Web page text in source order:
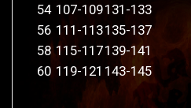
54 107-109131-133
56 111-113135-137
58 115-117139-141
60 119-121 143-145